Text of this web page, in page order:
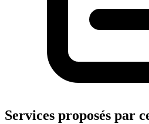
Services proposés par